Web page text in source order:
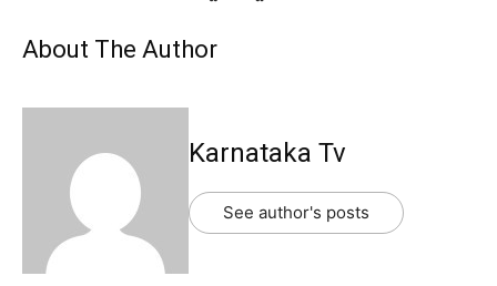
About The Author
Karnataka Tv
See author's posts